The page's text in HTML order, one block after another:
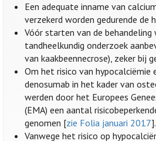
Een adequate inname van
verzekerd worden gedurende de
Vóór starten van de
tandheelkundig onderzoek
van kaakbeennecrose), zeker bij
Om het risico van hypocalciëmie
denosumab in het kader van
werden door het Europees
(EMA) een aantal
genomen [zie Folia januari 2017].
Vanwege het risico op